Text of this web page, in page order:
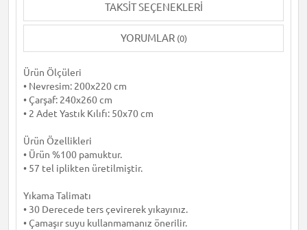
TAKSIT SEÇENEKLERI
YORUMLAR (0)
Ürün Ölçüleri
• Nevresim: 200x220 cm
• Çarşaf: 240x260 cm
• 2 Adet Yastık Kılıfı: 50x70 cm
Ürün Özellikleri
• Ürün %100 pamuktur.
• 57 tel iplikten üretilmiştir.
Yıkama Talimatı
• 30 Derecede ters çevirerek yıkayınız.
• Çamaşır suyu kullanmamanız önerilir.